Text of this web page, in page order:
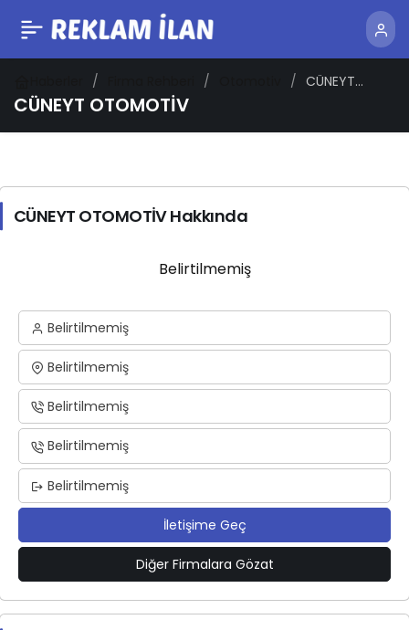
CÜNEYT
CÜNEYT OTOMOTİV
CÜNEYT OTOMOTİV Hakkında
Belirtilmemiş
Belirtilmemiş
Belirtilmemiş
Belirtilmemiş
Belirtilmemiş
Belirtilmemiş
İletişime Geç
Diğer Firmalara Gözat